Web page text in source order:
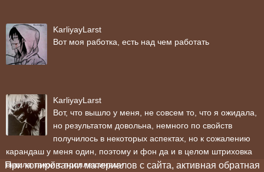
KarliyayLarst
Вот моя работка, есть над чем работать
KarliyayLarst
Вот, что вышло у меня, не совсем то, что я ожидала,
но результатом довольна, немного по свойств
получилось в некоторых аспектах, но к сожалению
карандаш у меня один, поэтому и фон да и в целом штриховка
вышла такой с проплешинами
При копировании материалов с сайта, активная обратная